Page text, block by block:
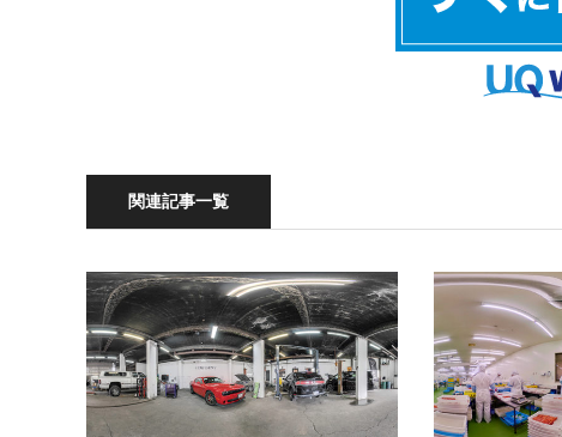
関連記事一覧